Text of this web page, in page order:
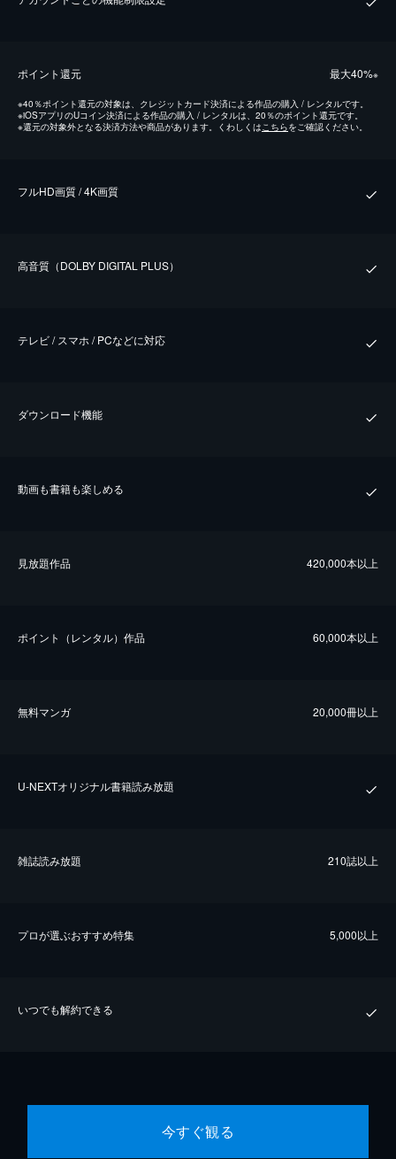
ポイント還元 最⼤40%※
※40％ポイント還元の対象は、クレジットカード決済による作品の購入 / レンタルです。
※iOSアプリのUコイン決済による作品の購入 / レンタルは、20％のポイント還元です。
※還元の対象外となる決済方法や商品があります。くわしくはこちらをご確認ください。
フルHD画質 / 4K画質
⾼⾳質（DOLBY DIGITAL PLUS）
テレビ / スマホ / PCなどに対応
ダウンロード機能
動画も書籍も楽しめる
⾒放題作品 420,000本以上
ポイント（レンタル）作品 60,000本以上
無料マンガ 20,000冊以上
U-NEXTオリジナル書籍読み放題
雑誌読み放題 210誌以上
プロが選ぶおすすめ特集 5,000以上
いつでも解約できる
今すぐ観る